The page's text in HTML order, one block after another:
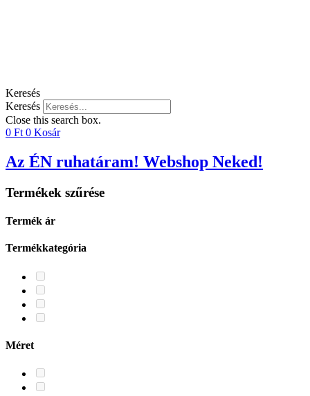
Keresés
Keresés
Close this search box.
0 Ft 0 Kosár
Az ÉN ruhatáram! Webshop Neked!
Termékek szűrése
Termék ár
Termékkategória
Méret